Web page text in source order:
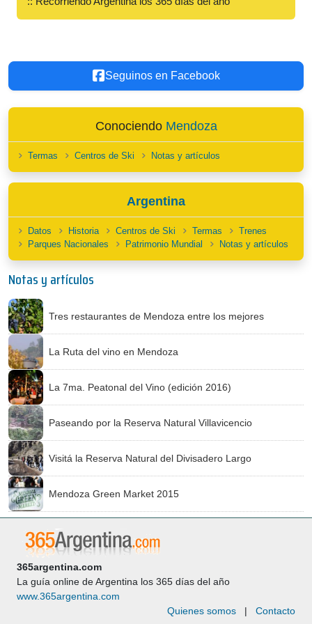
Seguinos en Facebook
Conociendo Mendoza
Termas Centros de Ski Notas y artículos
Argentina
Datos Historia Centros de Ski Termas
Trenes
Parques Nacionales
Patrimonio Mundial Notas y artículos
Notas y artículos
Tres restaurantes de Mendoza entre los mejores
La Ruta del vino en Mendoza
La 7ma. Peatonal del Vino (edición 2016)
Paseando por la Reserva Natural Villavicencio
Visitá la Reserva Natural del Divisadero Largo
Mendoza Green Market 2015
365argentina.com
La guía online de Argentina los 365 días del año
www.365argentina.com
Quienes somos | Contacto